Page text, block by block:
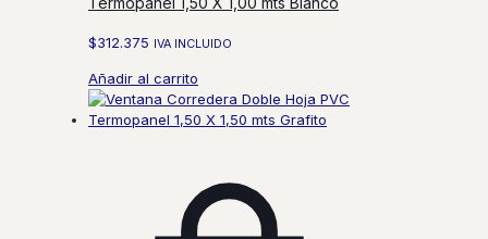
$312.375 IVA INCLUIDO
Añadir al carrito